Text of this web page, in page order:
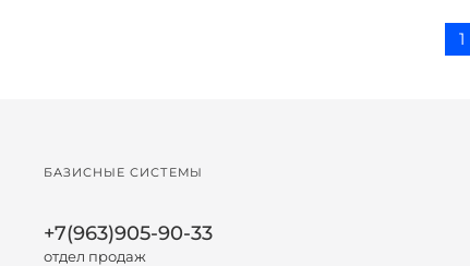
1
БАЗИСНЫЕ СИСТЕМЫ
+7(963)905-90-33
отдел продаж